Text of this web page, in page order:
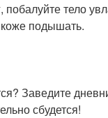
побалуйте тело
коже подышать.
Заведите
сбудется!